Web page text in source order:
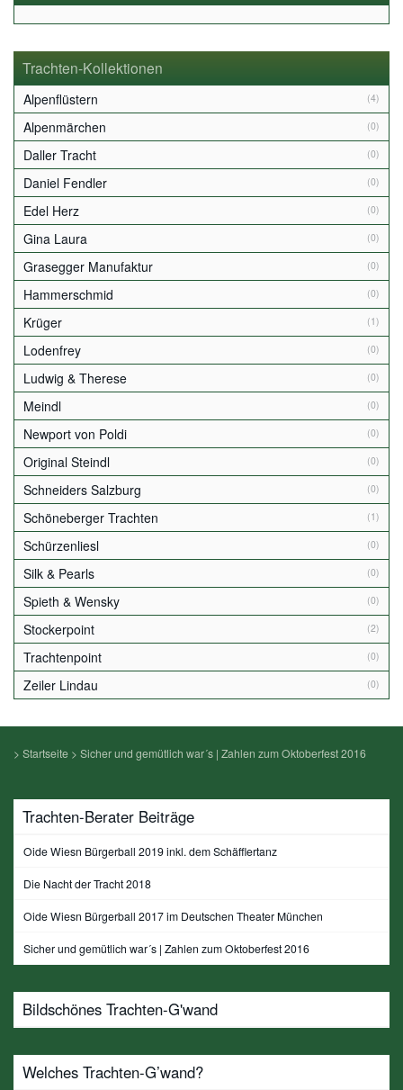
Trachten-Kollektionen
Alpenflüstern (4)
Alpenmärchen (0)
Daller Tracht (0)
Daniel Fendler (0)
Edel Herz (0)
Gina Laura (0)
Grasegger Manufaktur (0)
Hammerschmid (0)
Krüger (1)
Lodenfrey (0)
Ludwig & Therese (0)
Meindl (0)
Newport von Poldi (0)
Original Steindl (0)
Schneiders Salzburg (0)
Schöneberger Trachten (1)
Schürzenliesl (0)
Silk & Pearls (0)
Spieth & Wensky (0)
Stockerpoint (2)
Trachtenpoint (0)
Zeiler Lindau (0)
> Startseite > Sicher und gemütlich war´s | Zahlen zum Oktoberfest 2016
Trachten-Berater Beiträge
Oide Wiesn Bürgerball 2019 inkl. dem Schäfflertanz
Die Nacht der Tracht 2018
Oide Wiesn Bürgerball 2017 im Deutschen Theater München
Sicher und gemütlich war´s | Zahlen zum Oktoberfest 2016
Bildschönes Trachten-G'wand
Welches Trachten-G’wand?